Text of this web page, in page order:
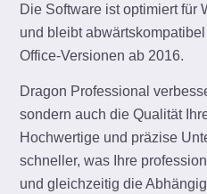
Die Software ist optimiert für
und bleibt
Office-Versionen ab 2016.
Dragon Professional
sondern auch die Qualität
Hochwertige und präzise
schneller, was Ihre
und gleichzeitig die